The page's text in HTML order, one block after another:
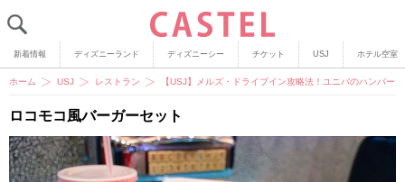
新着情報 ディズニーランド ディズニーシー チケット USJ ホテル空室
ホーム USJ レストラン 【USJ】メルズ・ドライブイン攻略法！ユニバのハンバー
ロコモコ風バーガーセット